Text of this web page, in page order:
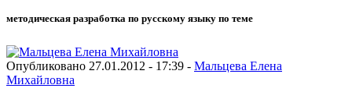
методическая разработка по русскому языку по теме
Опубликовано 27.01.2012 - 17:39 - Мальцева Елена
Михайловна